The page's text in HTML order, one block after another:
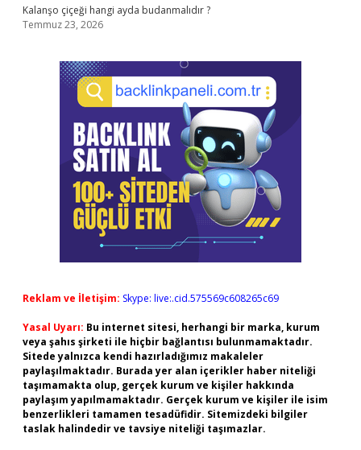
Kalanşo çiçeği hangi ayda budanmalıdır ?
Temmuz 23, 2026
Reklam ve İletişim: Skype: live:.cid.575569c608265c69
Yasal Uyarı: Bu internet sitesi, herhangi bir marka, kurum
veya şahıs şirketi ile hiçbir bağlantısı bulunmamaktadır.
Sitede yalnızca kendi hazırladığımız makaleler
paylaşılmaktadır. Burada yer alan içerikler haber niteliği
taşımamakta olup, gerçek kurum ve kişiler hakkında
paylaşım yapılmamaktadır. Gerçek kurum ve kişiler ile isim
benzerlikleri tamamen tesadüfidir. Sitemizdeki bilgiler
taslak halindedir ve tavsiye niteliği taşımazlar.